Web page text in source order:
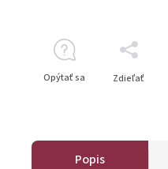
Opýtať sa Zdieľať
Popis